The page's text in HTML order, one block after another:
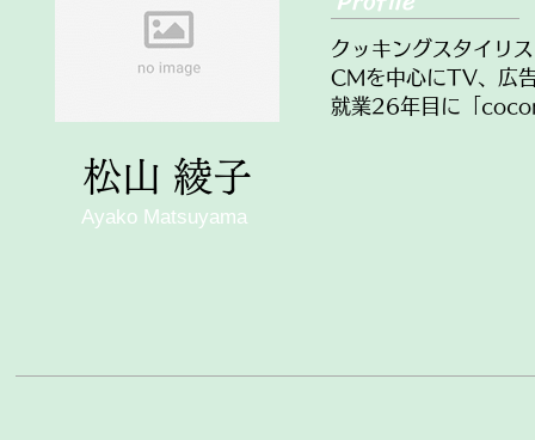
​松山 綾子
Ayako Matsuyama
クッキングスタイリ
CMを中心にTV、広
就業26年目に「